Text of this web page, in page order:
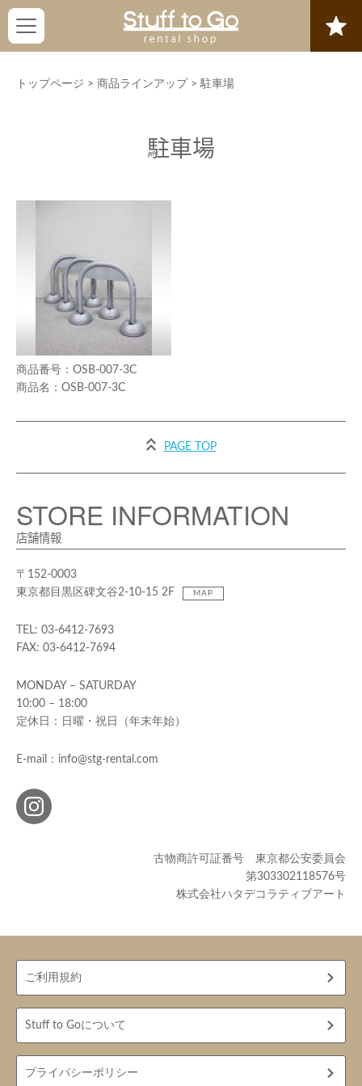
トップページ > 商品ラインアップ >駐車場
駐車場
OSB-007-3C
OSB-007-3C
PAGE TOP
STORE INFORMATION
店舗情報
〒152-0003
東京都目黒区碑文谷2-10-15 2F
MAP
TEL: 03-6412-7693
FAX: 03-6412-7694
MONDAY – SATURDAY
10:00 – 18:00
定休日：日曜・祝日（年末年始）
E-mail：info@stg-rental.com
古物商許可証番号 東京都公安委員会
第303302118576号
株式会社ハタデコラティブアート
ご利用規約
Stuff to Goについて
プライバシーポリシー